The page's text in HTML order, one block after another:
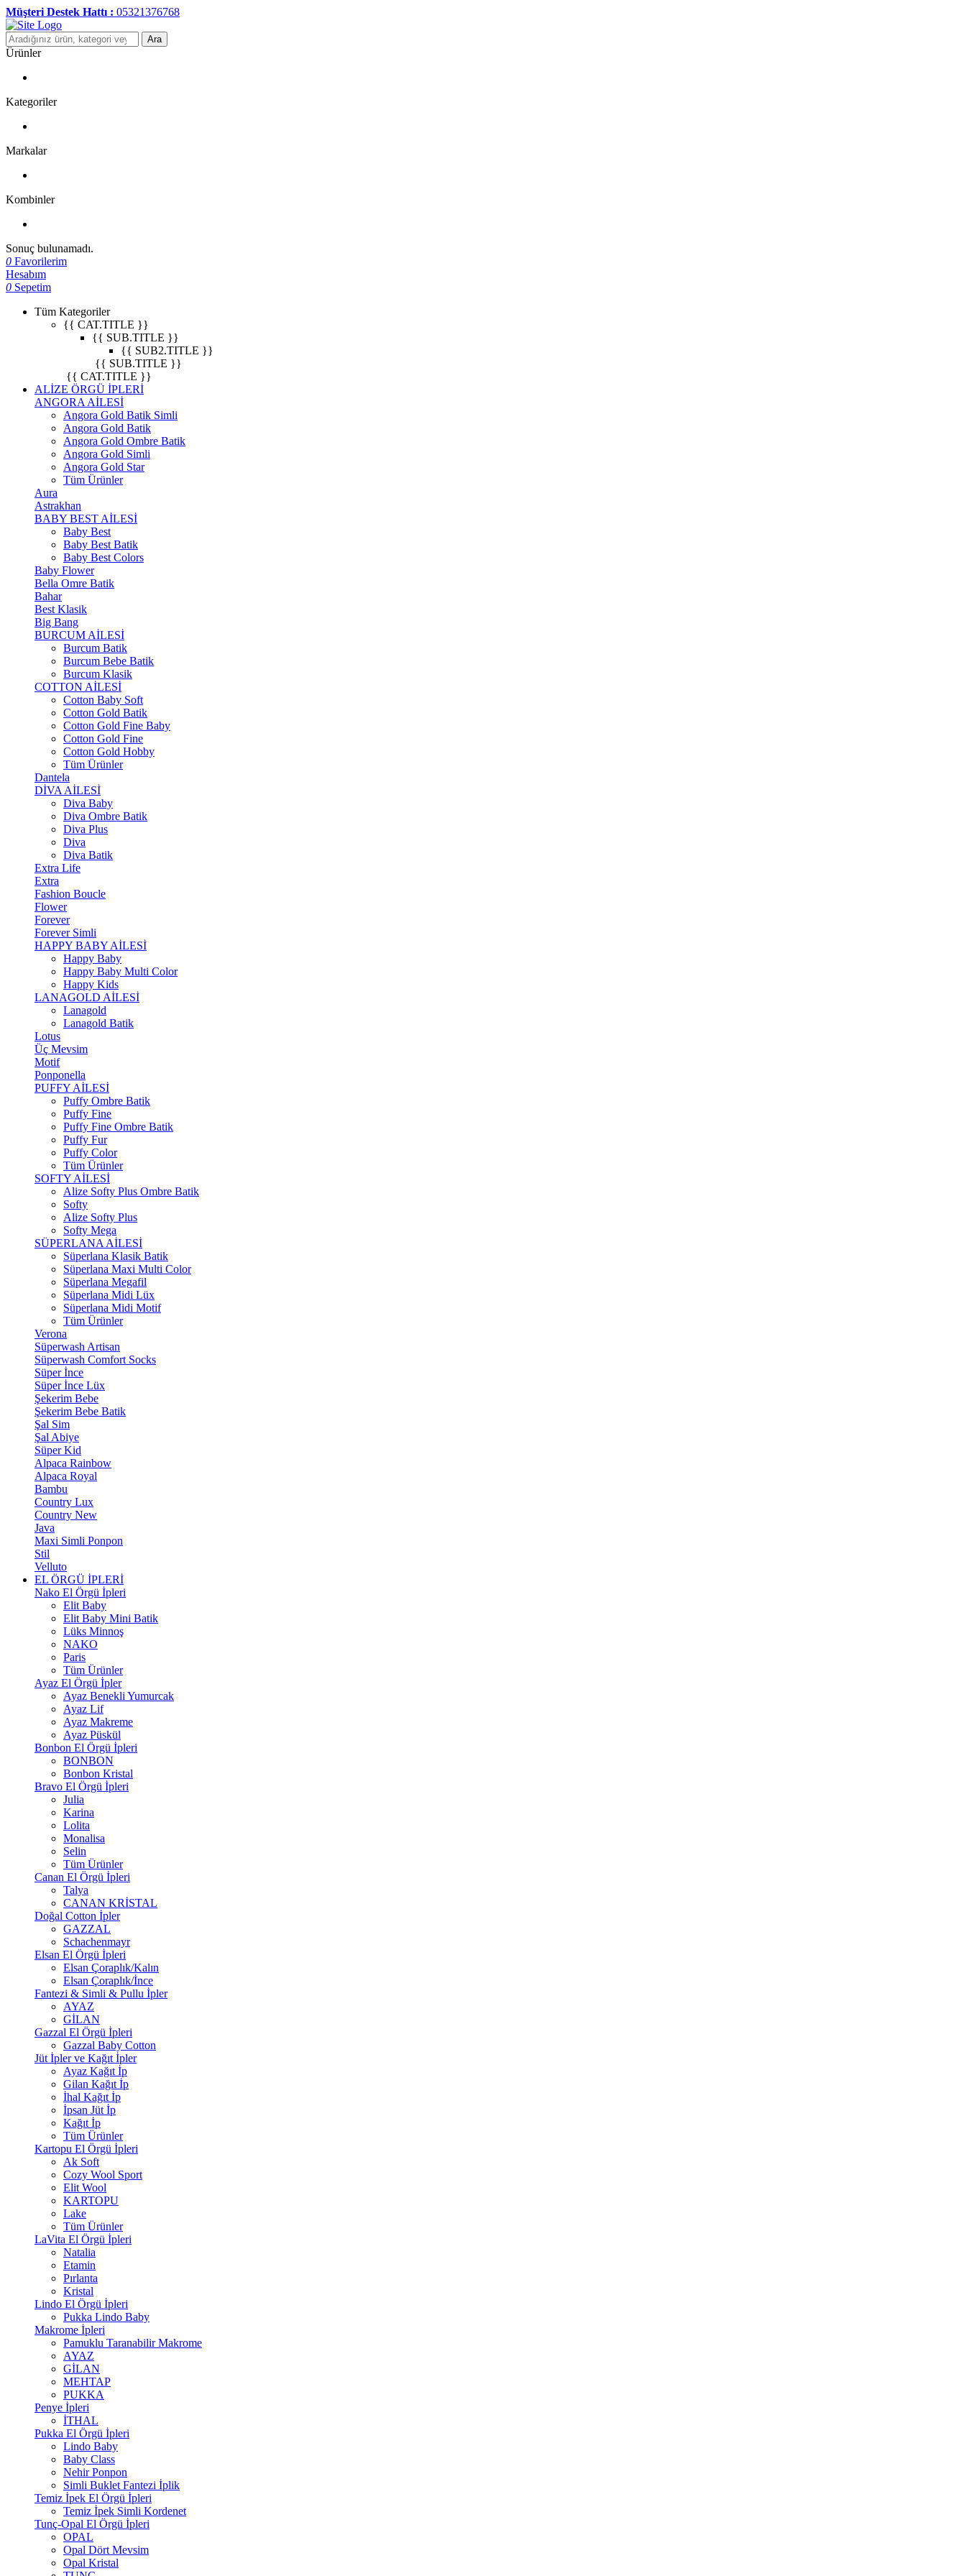
Müşteri Destek Hattı : 05321376768
Ara
Ürünler
Kategoriler
Markalar
Kombinler
Sonuç bulunamadı.
0 Favorilerim
Hesabım
0 Sepetim
Tüm Kategoriler
{{ CAT.TITLE }}
{{ SUB.TITLE }}
{{ SUB2.TITLE }}
{{ SUB.TITLE }}
{{ CAT.TITLE }}
ALİZE ÖRGÜ İPLERİ
ANGORA AİLESİ
Angora Gold Batik Simli
Angora Gold Batik
Angora Gold Ombre Batik
Angora Gold Simli
Angora Gold Star
Tüm Ürünler
Aura
Astrakhan
BABY BEST AİLESİ
Baby Best
Baby Best Batik
Baby Best Colors
Baby Flower
Bella Omre Batik
Bahar
Best Klasik
Big Bang
BURCUM AİLESİ
Burcum Batik
Burcum Bebe Batik
Burcum Klasik
COTTON AİLESİ
Cotton Baby Soft
Cotton Gold Batik
Cotton Gold Fine Baby
Cotton Gold Fine
Cotton Gold Hobby
Tüm Ürünler
Dantela
DİVA AİLESİ
Diva Baby
Diva Ombre Batik
Diva Plus
Diva
Diva Batik
Extra Life
Extra
Fashion Boucle
Flower
Forever
Forever Simli
HAPPY BABY AİLESİ
Happy Baby
Happy Baby Multi Color
Happy Kids
LANAGOLD AİLESİ
Lanagold
Lanagold Batik
Lotus
Üç Mevsim
Motif
Ponponella
PUFFY AİLESİ
Puffy Ombre Batik
Puffy Fine
Puffy Fine Ombre Batik
Puffy Fur
Puffy Color
Tüm Ürünler
SOFTY AİLESİ
Alize Softy Plus Ombre Batik
Softy
Alize Softy Plus
Softy Mega
SÜPERLANA AİLESİ
Süperlana Klasik Batik
Süperlana Maxi Multi Color
Süperlana Megafil
Süperlana Midi Lüx
Süperlana Midi Motif
Tüm Ürünler
Verona
Süperwash Artisan
Süperwash Comfort Socks
Süper İnce
Süper İnce Lüx
Şekerim Bebe
Şekerim Bebe Batik
Şal Sim
Şal Abiye
Süper Kid
Alpaca Rainbow
Alpaca Royal
Bambu
Country Lux
Country New
Java
Maxi Simli Ponpon
Stil
Velluto
EL ÖRGÜ İPLERİ
Nako El Örgü İpleri
Elit Baby
Elit Baby Mini Batik
Lüks Minnoş
NAKO
Paris
Tüm Ürünler
Ayaz El Örgü İpler
Ayaz Benekli Yumurcak
Ayaz Lif
Ayaz Makreme
Ayaz Püskül
Bonbon El Örgü İpleri
BONBON
Bonbon Kristal
Bravo El Örgü İpleri
Julia
Karina
Lolita
Monalisa
Selin
Tüm Ürünler
Canan El Örgü İpleri
Talya
CANAN KRİSTAL
Doğal Cotton İpler
GAZZAL
Schachenmayr
Elsan El Örgü İpleri
Elsan Çoraplık/Kalın
Elsan Çoraplık/İnce
Fantezi & Simli & Pullu İpler
AYAZ
GİLAN
Gazzal El Örgü İpleri
Gazzal Baby Cotton
Jüt İpler ve Kağıt İpler
Ayaz Kağıt İp
Gilan Kağıt İp
İhal Kağıt İp
İpsan Jüt İp
Kağıt İp
Tüm Ürünler
Kartopu El Örgü İpleri
Ak Soft
Cozy Wool Sport
Elit Wool
KARTOPU
Lake
Tüm Ürünler
LaVita El Örgü İpleri
Natalia
Etamin
Pırlanta
Kristal
Lindo El Örgü İpleri
Pukka Lindo Baby
Makrome İpleri
Pamuklu Taranabilir Makrome
AYAZ
GİLAN
MEHTAP
PUKKA
Penye İpleri
İTHAL
Pukka El Örgü İpleri
Lindo Baby
Baby Class
Nehir Ponpon
Simli Buklet Fantezi İplik
Temiz İpek El Örgü İpleri
Temiz İpek Simli Kordenet
Tunç-Opal El Örgü İpleri
OPAL
Opal Dört Mevsim
Opal Kristal